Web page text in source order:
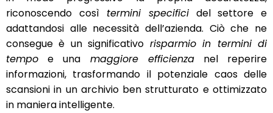
riconoscendo cosìtermini specifici del settore e
adattandosi alle necessità dell’azienda. Ciò che ne
consegue è un significativo risparmio in termini di
tempo e una maggiore efficienza nel reperire
informazioni, trasformando il potenziale caos delle
scansioni in un archivio ben strutturato e ottimizzato
in maniera intelligente.